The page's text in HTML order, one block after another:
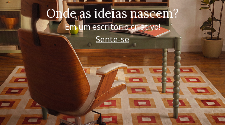
Onde as ideias nascem?
Em um escritório criativo!
Sente-se